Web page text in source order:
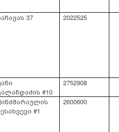
37 2022525
#10
2752908
#1
2600600